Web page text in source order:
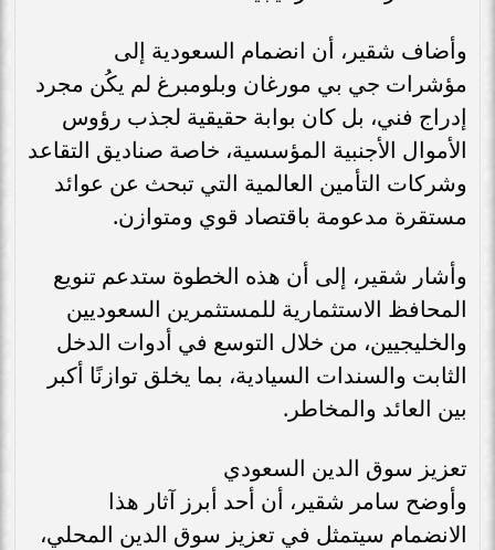
وأضاف شقير، أن انضمام السعودية إلى
مؤشرات جي بي مورغان وبلومبرغ لم يكُن مجرد
إدراج فني، بل كان بوابة حقيقية لجذب رؤوس
الأموال الأجنبية المؤسسية، خاصة صناديق التقاعد
وشركات التأمين العالمية التي تبحث عن عوائد
مستقرة مدعومة باقتصاد قوي ومتوازن.
وأشار شقير، إلى أن هذه الخطوة ستدعم تنويع
المحافظ الاستثمارية للمستثمرين السعوديين
والخليجيين، من خلال التوسع في أدوات الدخل
الثابت والسندات السيادية، بما يخلق توازنًا أكبر
بين العائد والمخاطر.
تعزيز سوق الدين السعودي
وأوضح سامر شقير، أن أحد أبرز آثار هذا
الانضمام سيتمثل في تعزيز سوق الدين المحلي،